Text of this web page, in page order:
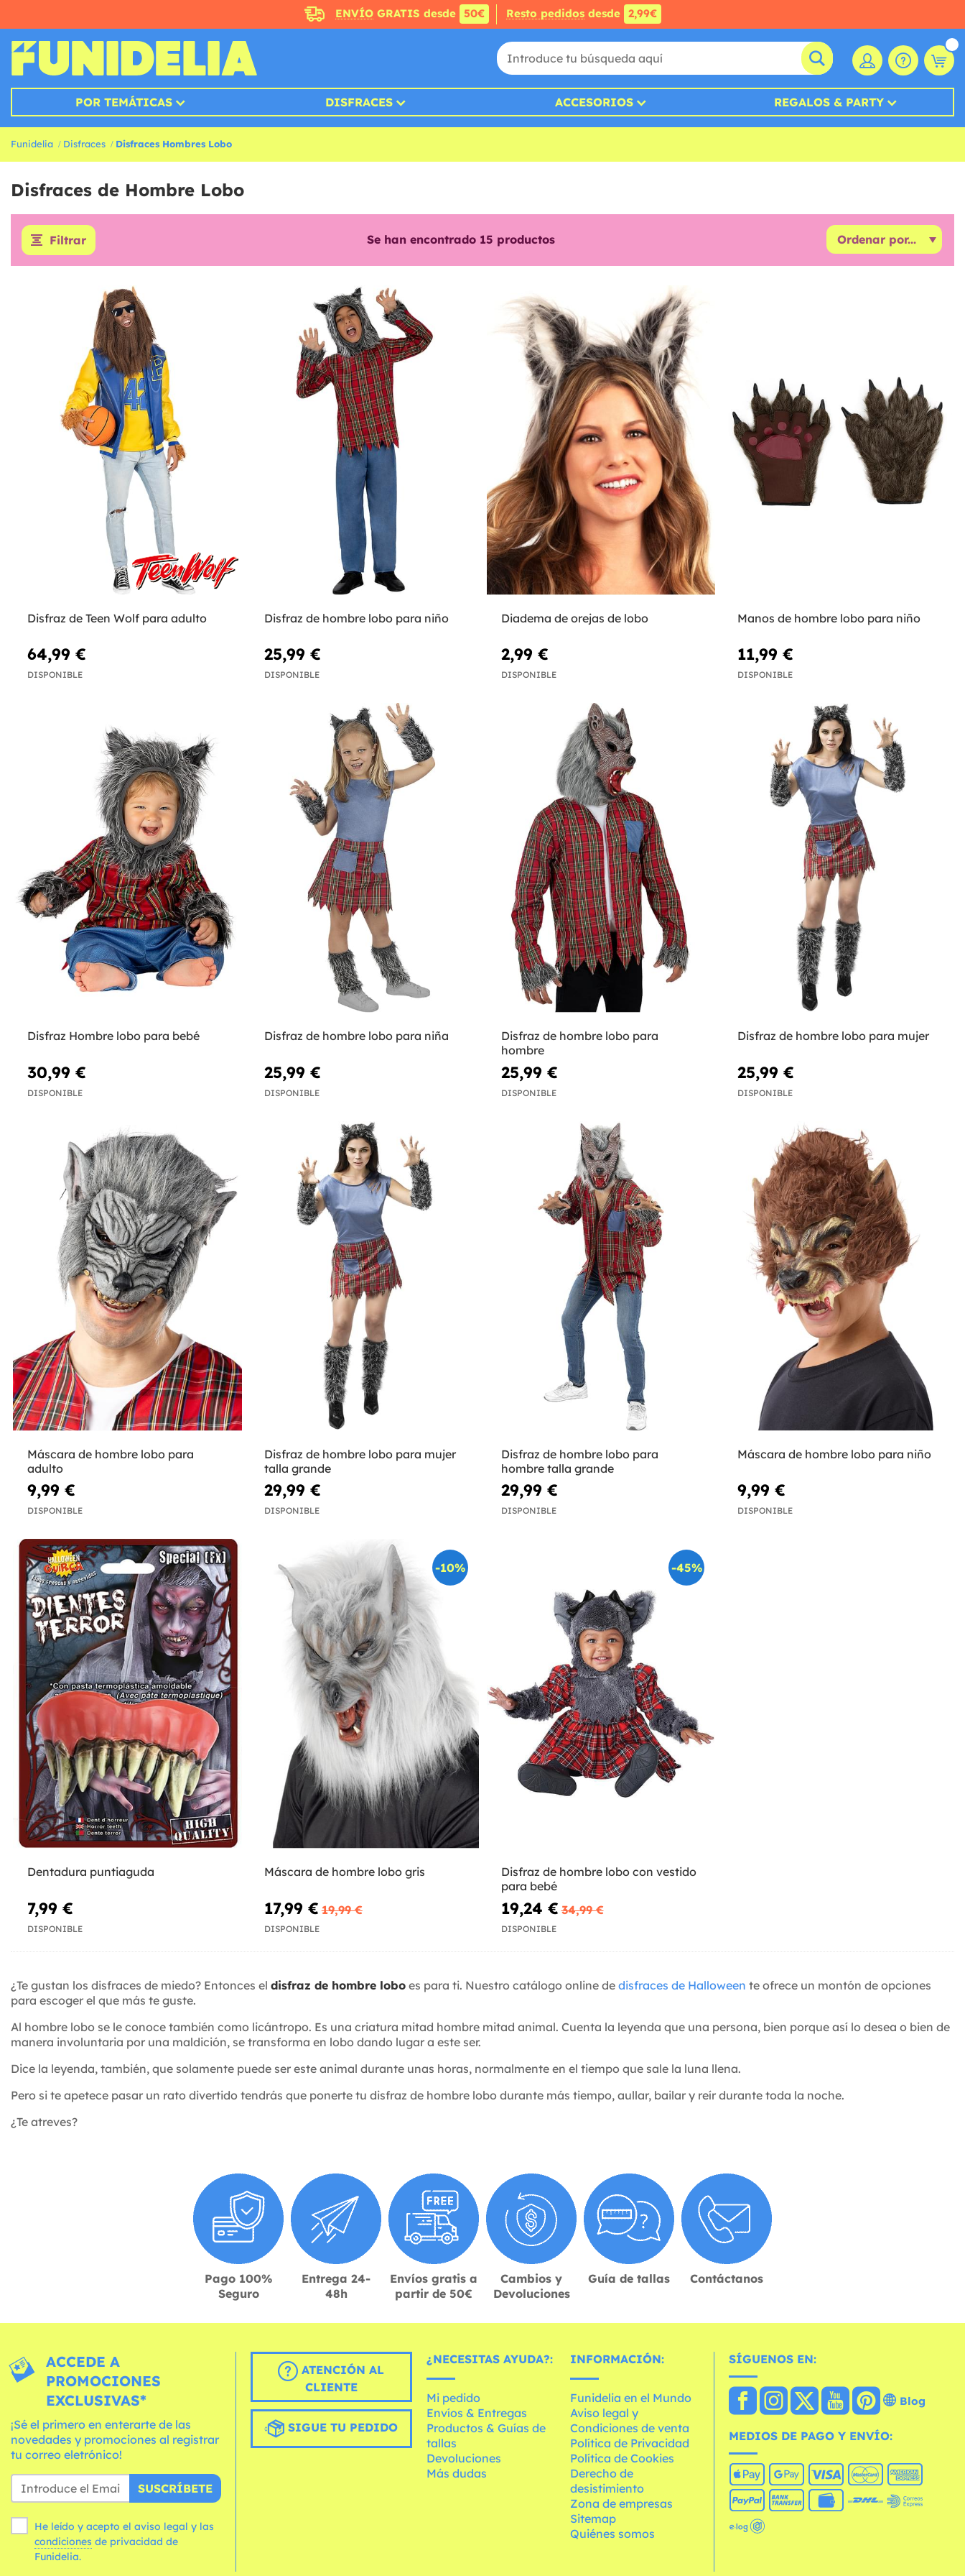
ENVÍOGRATIS desde 50€ Resto pedidosdesde 2,99€
POR TEMÁTICAS DISFRACES ACCESORIOS REGALOS & PARTY
Funidelia Disfraces Disfraces Hombres Lobo
Disfraces de Hombre Lobo
Filtrar Se han encontrado 15 productos
Disfraz de Teen Wolf para adulto
64,99 €
DISPONIBLE
Disfraz de hombre lobo para niño
25,99 €
DISPONIBLE
Diadema de orejas de lobo
2,99 €
DISPONIBLE
Manos de hombre lobo para niño
11,99 €
DISPONIBLE
Disfraz Hombre lobo para bebé
30,99 €
DISPONIBLE
Disfraz de hombre lobo para niña
25,99 €
DISPONIBLE
Disfraz de hombre lobo para
hombre
25,99 €
DISPONIBLE
Disfraz de hombre lobo para mujer
25,99 €
DISPONIBLE
Máscara de hombre lobo para
adulto
9,99 €
DISPONIBLE
Disfraz de hombre lobo para mujer
talla grande
29,99 €
DISPONIBLE
Disfraz de hombre lobo para
hombre talla grande
29,99 €
DISPONIBLE
Máscara de hombre lobo para niño
9,99 €
DISPONIBLE
Dentadura puntiaguda
7,99 €
DISPONIBLE
-10%
Máscara de hombre lobo gris
17,99 € 19,99 €
DISPONIBLE
-45%
Disfraz de hombre lobo con vestido
para bebé
19,24 € 34,99 €
DISPONIBLE
¿Te gustan los disfraces de miedo? Entonces el disfraz de hombre lobo es para ti. Nuestro catálogo online de disfraces de Halloween te ofrece un montón de opciones
para escoger el que más te guste.
Al hombre lobo se le conoce también como licántropo. Es una criatura mitad hombre mitad animal. Cuenta la leyenda que una persona, bien porque así lo desea o bien de
manera involuntaria por una maldición, se transforma en lobo dando lugar a este ser.
Dice la leyenda, también, que solamente puede ser este animal durante unas horas, normalmente en el tiempo que sale la luna llena.
Pero si te apetece pasar un rato divertido tendrás que ponerte tu disfraz de hombre lobo durante más tiempo, aullar, bailar y reír durante toda la noche.
¿Te atreves?
Pago 100%
Seguro
Entrega 24-
48h
Envíos gratis a
partir de 50€
Cambios y
Devoluciones
Guía de tallas Contáctanos
ACCEDE A
PROMOCIONES
EXCLUSIVAS*
¡Sé el primero en enterarte de las
novedades y promociones al registrar
tu correo eletrónico!
SUSCRÍBETE
He leído y acepto el aviso legal y las
condiciones
Funidelia.
ATENCIÓN AL
CLIENTE
SIGUE TU PEDIDO
¿NECESITAS AYUDA?:
Mi pedido
Envíos & Entregas
Productos & Guías de
tallas
Devoluciones
Más dudas
INFORMACIÓN:
Funidelia en el Mundo
Aviso legal y
Condiciones de venta
Política de Privacidad
Política de Cookies
Derecho de
desistimiento
Zona de empresas
Sitemap
Quiénes somos
SÍGUENOS EN:
Blog
MEDIOS DE PAGO Y ENVÍO: